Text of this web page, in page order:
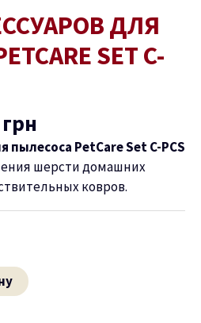
ДЛЯ
SET C-
грн
пылесоса PetCare Set C-PCS
шерсти домашних
ковров.